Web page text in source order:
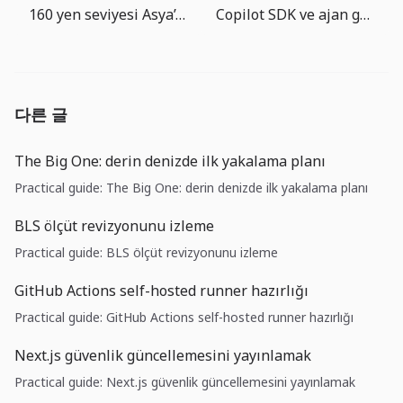
160 yen seviyesi Asya’da fonlama maliyeti uyarısıdır Copilot SDK ve ajan guvenlik dogrulamasi: asil ozellik artik yonetisim
다른 글
The Big One: derin denizde ilk yakalama planı
Practical guide: The Big One: derin denizde ilk yakalama planı
BLS ölçüt revizyonunu izleme
Practical guide: BLS ölçüt revizyonunu izleme
GitHub Actions self-hosted runner hazırlığı
Practical guide: GitHub Actions self-hosted runner hazırlığı
Next.js güvenlik güncellemesini yayınlamak
Practical guide: Next.js güvenlik güncellemesini yayınlamak